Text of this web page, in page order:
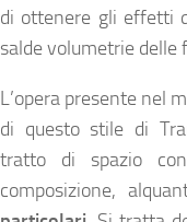
di ottenere gli effetti
salde volumetrie delle
L’opera presente nel
di questo stile di
tratto di spazio
composizione,